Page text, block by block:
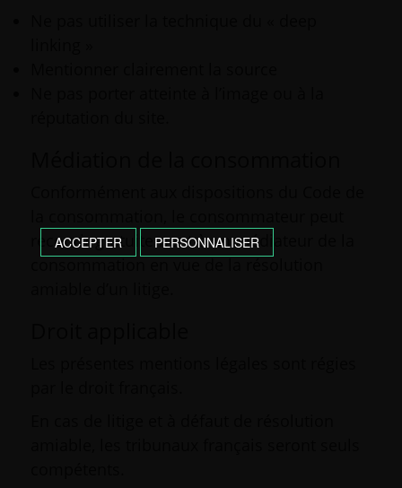
recourir gratuitement à un médiateur de la
ACCEPTER PERSONNALISER